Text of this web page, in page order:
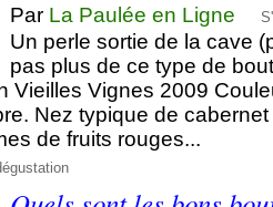
Par La Paulée en Ligne
Un perle sortie de la cave
pas plus de ce type de
Vieilles Vignes 2009
Nez typique de
de fruits rouges...